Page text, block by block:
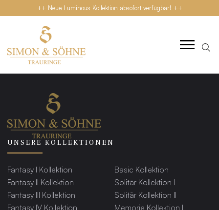
++ Neue Luminous Kollektion absofort verfügbar! ++
UNSERE KOLLEKTIONEN
Fantasy I Kollektion
Fantasy II Kollektion
Fantasy III Kollektion
Fantasy IV Kollektion
Basic Kollektion
Solitär Kollektion I
Solitär Kollektion II
Memorie Kollektion I